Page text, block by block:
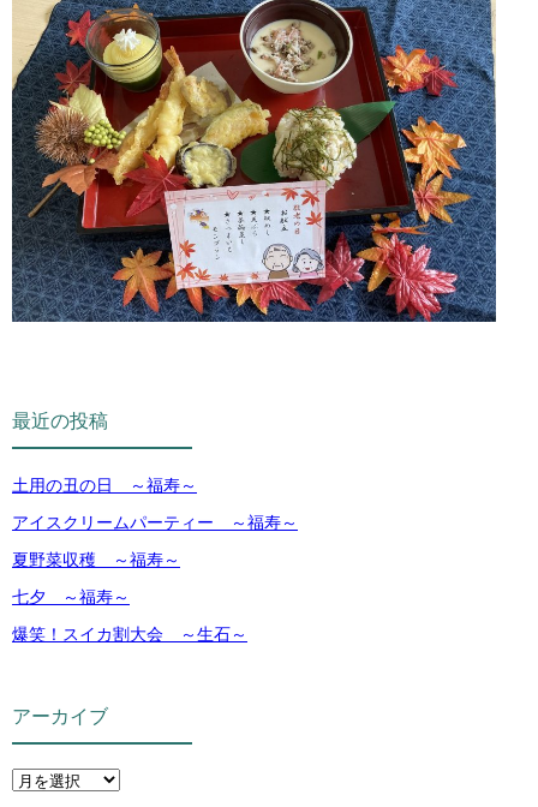
最近の投稿
土用の丑の日 ～福寿～
アイスクリームパーティー ～福寿～
夏野菜収穫 ～福寿～
七夕 ～福寿～
爆笑！スイカ割大会 ～生石～
アーカイブ